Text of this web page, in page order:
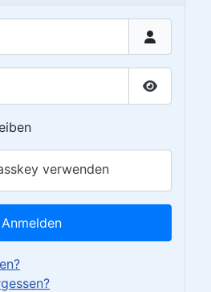
Passwort
verwenden
Anmelden